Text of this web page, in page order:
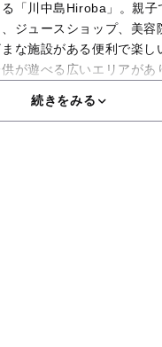
「川中島Hiroba」。親子
ジュースショップ、美容
な施設がある便利で楽し
が遊べる広いエリアがあ
、ブロックなどがあり、
続きをみる